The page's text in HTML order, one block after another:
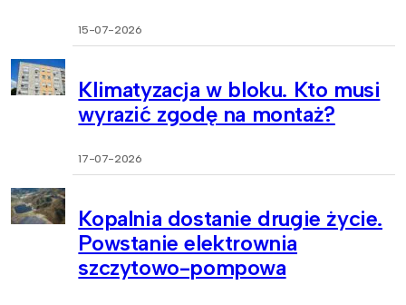
15-07-2026
Klimatyzacja w bloku. Kto musi
wyrazić zgodę na montaż?
17-07-2026
Kopalnia dostanie drugie życie.
Powstanie elektrownia
szczytowo-pompowa